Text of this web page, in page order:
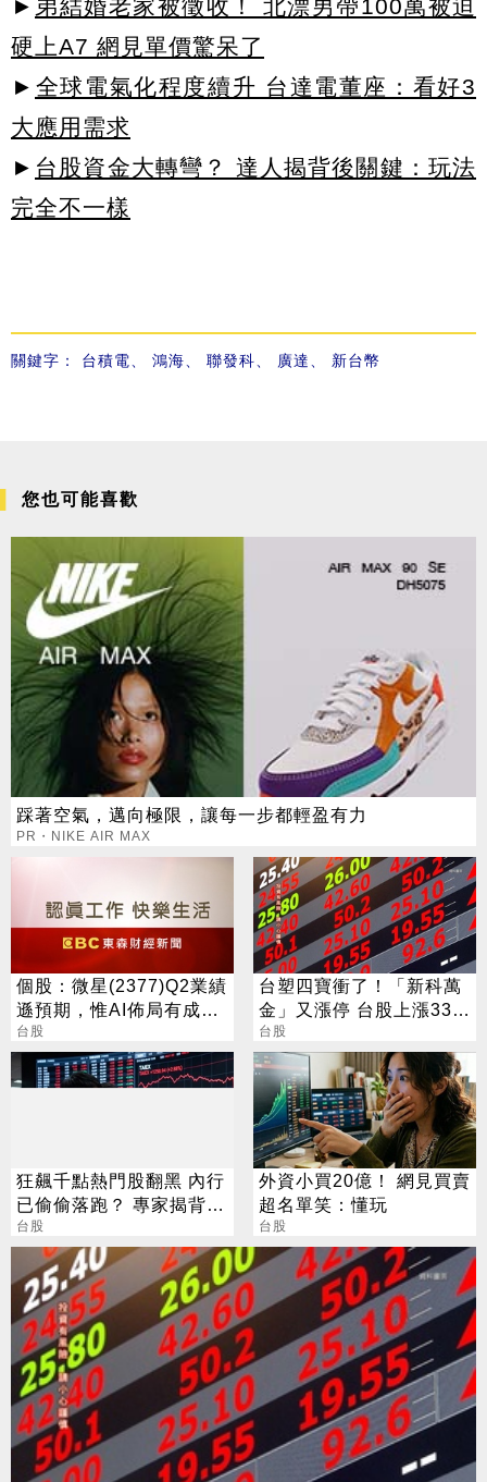
► 弟結婚老家被徵收！ 北漂男帶100萬被迫
硬上A7 網見單價驚呆了
► 全球電氣化程度續升 台達電董座：看好3
大應用需求
► 台股資金大轉彎？ 達人揭背後關鍵：玩法
完全不一樣
關鍵字： 台積電 鴻海 聯發科 廣達 新台幣
您也可能喜歡
踩著空氣，邁向極限，讓每一步都輕盈有力
PR・NIKE AIR MAX
個股：微星(2377)Q2業績
遜預期，惟AI佈局有成股
價震盪走多，週一大拉尾
盤
台股
台塑四寶衝了！「新科萬
金」又漲停 台股上漲330
點
台股
狂飆千點熱門股翻黑 內行
已偷偷落跑？ 專家揭背後
警訊
台股
外資小買20億！ 網見買賣
超名單笑：懂玩
台股